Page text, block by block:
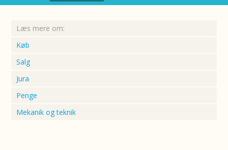
Læs mere om:
Køb
Salg
Jura
Penge
Mekanik og teknik